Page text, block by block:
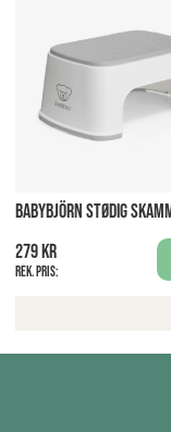
BABYBJÖRN STØDIG
279 kr
Rek. pris: